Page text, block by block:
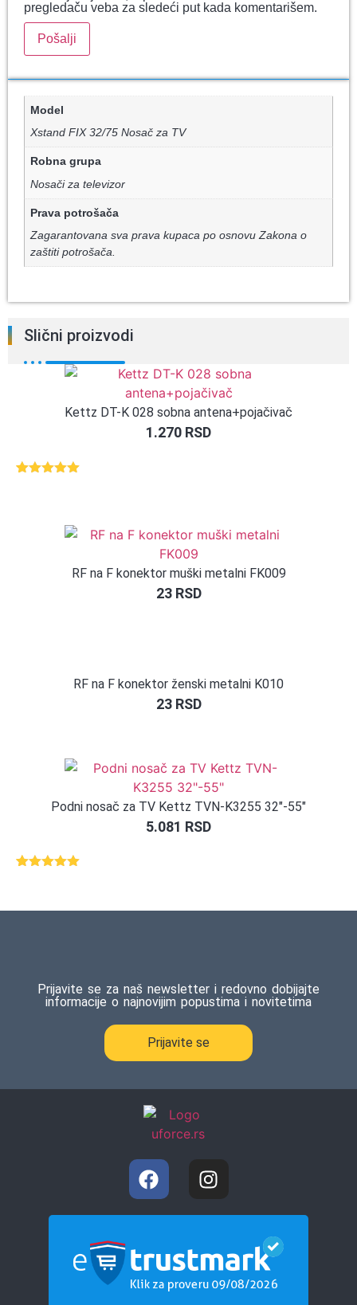
pregledaču veba za sledeći put kada komentarišem.
Model
Xstand FIX 32/75 Nosač za TV
Robna grupa
Nosači za televizor
Prava potrošača
Zagarantovana sva prava kupaca po osnovu Zakona o
zaštiti potrošača.
Slični proizvodi
Kettz DT-K 028 sobna antena+pojačivač
1.270 RSD
RF na F konektor muški metalni FK009
23 RSD
RF na F konektor ženski metalni K010
23 RSD
Podni nosač za TV Kettz TVN-K3255 32″-55″
5.081 RSD
ocene
Prijavite se za naš newsletter i redovno dobijajte
informacije o najnovijim popustima i novitetima
Prijavite se